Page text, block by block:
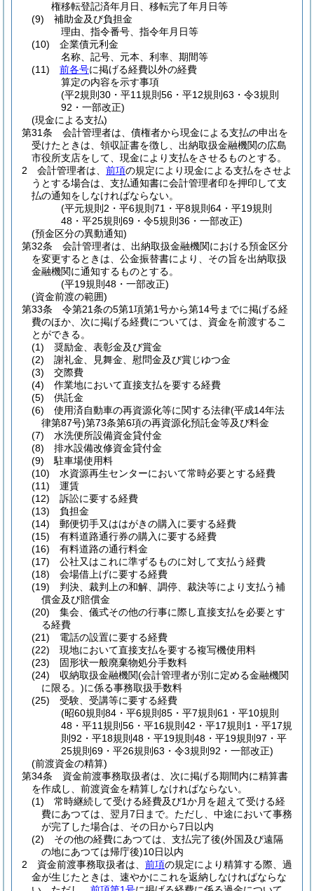
権移転登記済年月日、移転完了年月日等
(9)
補助金及び負担金
理由、指令番号、指令年月日等
(10)
企業債元利金
名称、記号、元本、利率、期間等
(11)
前各号に掲げる経費以外の経費
算定の内容を示す事項
(平2規則30・平11規則56・平12規則63・令3規則
92・一部改正)
(現金による支払)
第31条
会計管理者は、債権者から現金による支払の申出を
受けたときは、領収証書を徴し、出納取扱金融機関の広島
市役所支店をして、現金により支払をさせるものとする。
2
会計管理者は、 前項の規定により現金による支払をさせよ
うとする場合は、支払通知書に会計管理者印を押印して支
払の通知をしなければならない。
(平元規則2・平6規則71・平8規則64・平19規則
48・平25規則69・令5規則36・一部改正)
(預金区分の異動通知)
第32条
会計管理者は、出納取扱金融機関における預金区分
を変更するときは、公金振替書により、その旨を出納取扱
金融機関に通知するものとする。
(平19規則48・一部改正)
(資金前渡の範囲)
第33条
令第21条の5第1項第1号から第14号までに掲げる経
費のほか、次に掲げる経費については、資金を前渡するこ
とができる。
(1)
奨励金、表彰金及び賞金
(2)
謝礼金、見舞金、慰問金及び賞じゆつ金
(3)
交際費
(4)
作業地において直接支払を要する経費
(5)
供託金
(6)
使用済自動車の再資源化等に関する法律(平成14年法
律第87号)第73条第6項の再資源化預託金等及び料金
(7)
水洗便所設備資金貸付金
(8)
排水設備改修資金貸付金
(9)
駐車場使用料
(10)
水資源再生センターにおいて常時必要とする経費
(11)
運賃
(12)
訴訟に要する経費
(13)
負担金
(14)
郵便切手又ははがきの購入に要する経費
(15)
有料道路通行券の購入に要する経費
(16)
有料道路の通行料金
(17)
公社又はこれに準ずるものに対して支払う経費
(18)
会場借上げに要する経費
(19)
判決、裁判上の和解、調停、裁決等により支払う補
償金及び賠償金
(20)
集会、儀式その他の行事に際し直接支払を必要とす
る経費
(21)
電話の設置に要する経費
(22)
現地において直接支払を要する複写機使用料
(23)
固形状一般廃棄物処分手数料
(24)
収納取扱金融機関(会計管理者が別に定める金融機関
に限る。)に係る事務取扱手数料
(25)
受験、受講等に要する経費
(昭60規則84・平6規則85・平7規則61・平10規則
48・平11規則56・平16規則42・平17規則1・平17規
則92・平18規則48・平19規則48・平19規則97・平
25規則69・平26規則63・令3規則92・一部改正)
(前渡資金の精算)
第34条
資金前渡事務取扱者は、次に掲げる期間内に精算書
を作成し、前渡資金を精算しなければならない。
(1)
常時継続して受ける経費及び1か月を超えて受ける経
費にあつては、翌月7日まで。 ただし、中途において事務
が完了した場合は、その日から7日以内
(2)
その他の経費にあつては、支払完了後(外国及び遠隔
の地にあつては帰庁後)10日以内
2
資金前渡事務取扱者は、 前項の規定により精算する際、過
金が生じたときは、速やかにこれを返納しなければならな